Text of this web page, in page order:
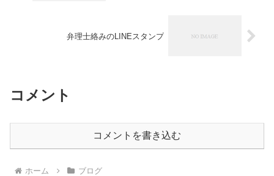
弁理士絡みのLINEスタンプ
コメント
コメントを書き込む
ホーム ブログ